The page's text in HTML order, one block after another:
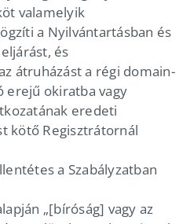
valamelyik
a Nyilvántartásban és
és
átruházást a régi domain-
erejű okiratba vagy
eredeti
kötő Regisztrátornál
a Szabályzatban
„[bíróság] vagy az